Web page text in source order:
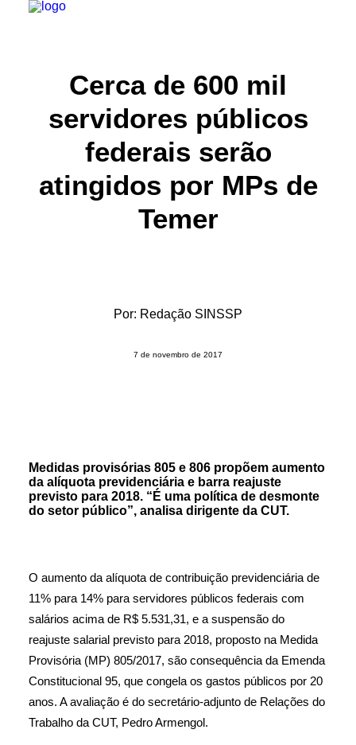
INSTITUCIONAL
INSS
PREVIDÊNCIA
Cerca de 600 mil
servidores públicos
federais serão
atingidos por MPs de
Temer
Por: Redação SINSSP
7 de novembro de 2017
Medidas provisórias 805 e 806 propõem aumento
da alíquota previdenciária e barra reajuste
previsto para 2018. “É uma política de desmonte
do setor público”, analisa dirigente da CUT.
O aumento da alíquota de contribuição previdenciária de
11% para 14% para servidores públicos federais com
salários acima de R$ 5.531,31, e a suspensão do
reajuste salarial previsto para 2018, proposto na Medida
Provisória (MP) 805/2017, são consequência da Emenda
Constitucional 95, que congela os gastos públicos por 20
anos. A avaliação é do secretário-adjunto de Relações do
Trabalho da CUT, Pedro Armengol.